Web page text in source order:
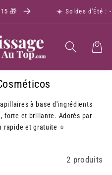
🎁 ☀️ Soldes d'Été : -
Panier
à base d'ingrédients
forte et brillante. Adorés par
rapide et gratuite ⭐
2 produits